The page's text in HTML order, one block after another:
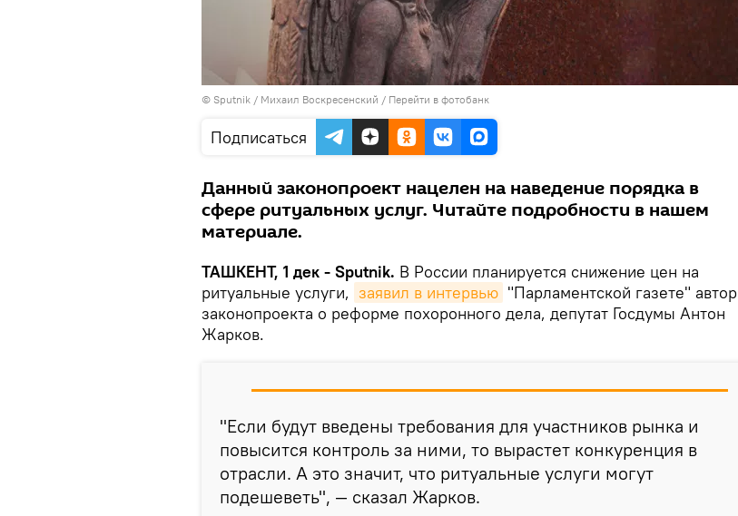
© Sputnik / Михаил Воскресенский / Перейти в фотобанк
Подписаться
Данный законопроект нацелен на наведение порядка в
сфере ритуальных услуг. Читайте подробности в нашем
материале.
ТАШКЕНТ, 1 дек - Sputnik. В России планируется снижение цен на
ритуальные услуги, заявил в интервью "Парламентской газете" автор
законопроекта о реформе похоронного дела, депутат Госдумы Антон
Жарков.
"Если будут введены требования для участников рынка и
повысится контроль за ними, то вырастет конкуренция в
отрасли. А это значит, что ритуальные услуги могут
подешеветь", — сказал Жарков.